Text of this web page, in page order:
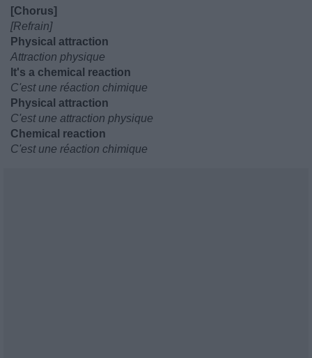
[Chorus]
[Refrain]
Physical attraction
Attraction physique
It's a chemical reaction
C'est une réaction chimique
Physical attraction
C'est une attraction physique
Chemical reaction
C'est une réaction chimique